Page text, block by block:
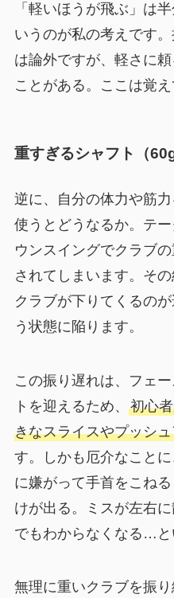
「軽いほうが飛ぶ」は
いうのが私の考えです
は論外ですが、軽さに
ことがある。ここは覚え
重すぎるシャフト（
逆に、自分の体力や筋
使うとどうなるか。テ
ウンスイングでクラブ
されてしまいます。そ
クラブが下りてくるの
う状態に陥ります。
この振り遅れは、フェ
トを迎えるため、 初心
きなスライスやプッシ
す。しかも厄介なこと
に嫌がって手首をこね
けが出る。ミスが左右
でもわからなくなる…と
無理に重いクラブを振